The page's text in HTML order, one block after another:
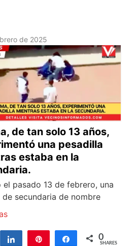
de 2025
de tan solo 13 años,
una pesadilla
estaba en la
el pasado 13 de febrero, una
de secundaria de nombre
Share Share 0
SHARES